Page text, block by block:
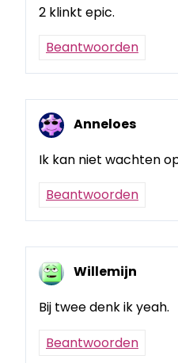
2 klinkt epic.
Beantwoorden
Anneloes
Ik kan niet wachten
Beantwoorden
Willemijn
Bij twee denk ik yeah.
Beantwoorden